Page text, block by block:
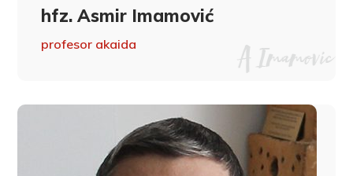
hfz. Asmir Imamović
profesor akaida